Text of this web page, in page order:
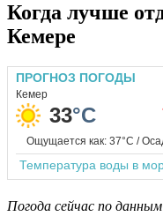
Когда лучше
Кемере
Погода сейчас по